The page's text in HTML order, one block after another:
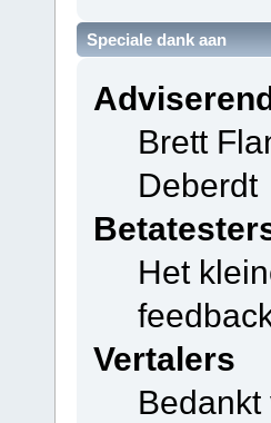
Speciale dank aan
Brett
Deberdt
Het
Vertalers